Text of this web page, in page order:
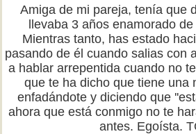
Amiga de mi pareja, tenía que
llevaba 3 años enamorado
Mientras tanto, has estado
pasando de él cuando salias con
a hablar arrepentida cuando no
que te ha dicho que tiene una
enfadándote y diciendo que
ahora que está conmigo no te
antes. Egoísta.